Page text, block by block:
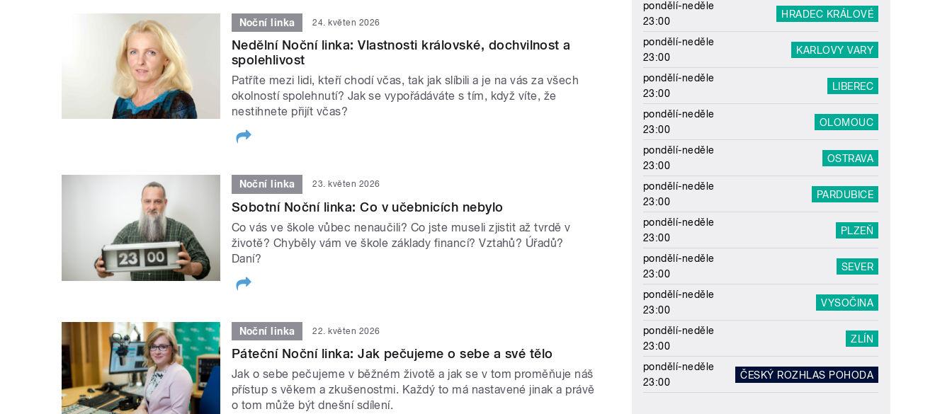
Noční linka 24. květen 2026
Nedělní Noční linka: Vlastnosti královské, dochvilnost a
spolehlivost
Patříte mezi lidi, kteří chodí včas, tak jak slíbili a je na vás za všech
okolností spolehnutí? Jak se vypořádáváte s tím, když víte, že
nestihnete přijít včas?
Noční linka 23. květen 2026
Sobotní Noční linka: Co v učebnicích nebylo
Co vás ve škole vůbec nenaučili? Co jste museli zjistit až tvrdě v
životě? Chyběly vám ve škole základy financí? Vztahů? Úřadů?
Daní?
Noční linka 22. květen 2026
Páteční Noční linka: Jak pečujeme o sebe a své tělo
Jak o sebe pečujeme v běžném životě a jak se v tom proměňuje náš
přístup s věkem a zkušenostmi. Každý to má nastavené jinak a právě
o tom může být dnešní sdílení.
pondělí-neděle
23:00
HRADEC KRÁLOVÉ
pondělí-neděle
23:00
KARLOVY VARY
pondělí-neděle
23:00
LIBEREC
pondělí-neděle
23:00
OLOMOUC
pondělí-neděle
23:00
OSTRAVA
pondělí-neděle
23:00
PARDUBICE
pondělí-neděle
23:00
PLZEŇ
pondělí-neděle
23:00
SEVER
pondělí-neděle
23:00
VYSOČINA
pondělí-neděle
23:00
ZLÍN
pondělí-neděle
23:00
ČESKÝ ROZHLAS POHODA